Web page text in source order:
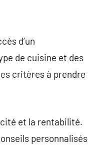
d’un
de cuisine et des
critères à prendre
et la rentabilité.
personnalisés